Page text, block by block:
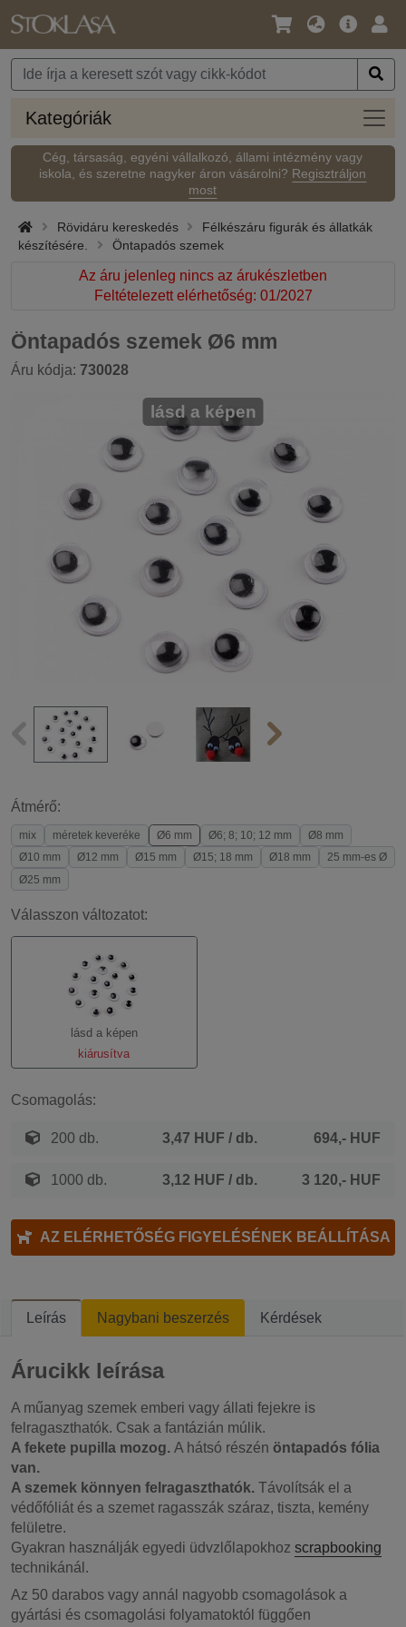
Nyelv
Pénznem
Fő
Kategóriák
Cég, társaság, egyéni vállalkozó, állami intézmény vagy
iskola, és szeretne nagyker áron vásárolni? Regisztráljon
most
Rövidáru kereskedés
Félkészáru figurák és állatkák
készítésére.
Öntapadós szemek
Az áru jelenleg nincs az árukészletben
Feltételezett elérhetőség: 01/2027
Öntapadós szemek Ø6 mm
Áru kódja: 730028
lásd a képen
Átmérő:
mix méretek keveréke Ø6 mm Ø6; 8; 10; 12 mm
Ø8 mm
Ø10 mm
Ø12 mm Ø15 mm Ø15; 18 mm Ø18 mm
25 mm-es Ø
Ø25 mm
Válasszon változatot:
lásd a képen
kiárusítva
Csomagolás:
200 db. 3,47 HUF / db. 694,- HUF
1000 db. 3,12 HUF / db. 3 120,- HUF
AZ ELÉRHETŐSÉG FIGYELÉSÉNEK BEÁLLÍTÁSA
Leírás Nagybani beszerzés Kérdések
Árucikk leírása
A műanyag szemek emberi vagy állati fejekre is
felragaszthatók. Csak a fantázián múlik.
A fekete pupilla mozog. A hátsó részén öntapadós fólia
van.
A szemek könnyen felragaszthatók. Távolítsák el a
védőfóliát és a szemet ragasszák száraz, tiszta, kemény
felületre.
Gyakran használják egyedi üdvzlőlapokhoz scrapbooking
technikánál.
Az 50 darabos vagy annál nagyobb csomagolások a
gyártási és csomagolási folyamatoktól függően